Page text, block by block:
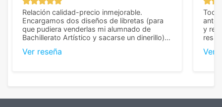
Relación calidad-precio inmejorable.
Encargamos dos diseños de libretas (para
que pudiera venderlas mi alumnado de
Bachillerato Artístico y sacarse un dinerillo) y
diferencia, con libretas de muy buena calidad
Ver reseña
Todo
y
Ver